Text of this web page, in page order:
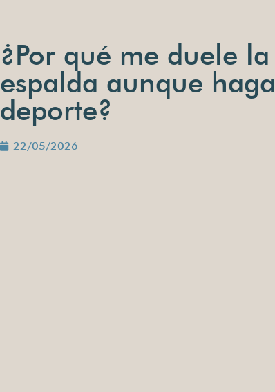
¿Por qué me duele la
espalda aunque haga
deporte?
22/05/2026